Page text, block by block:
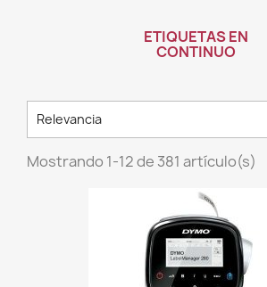
ETIQUETAS EN
CONTINUO
Relevancia
Mostrando 1-12 de 381 artículo(s)